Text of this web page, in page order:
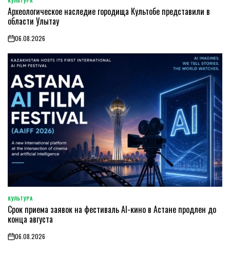
POSTED
IN
Археологическое наследие городища Культобе представили в
области Улытау
on06.08.2026
POSTED
IN
КУЛЬТУРА
Срок приема заявок на фестиваль AI-кино в Астане продлен до
конца августа
on06.08.2026